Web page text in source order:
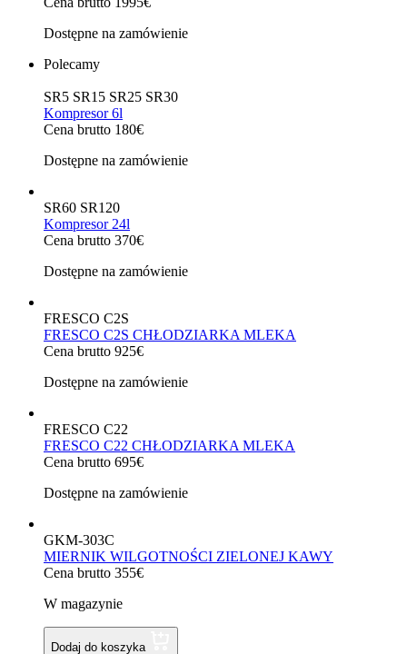
Dostępne na zamówienie
Polecamy
SR5 SR15 SR25 SR30
Kompresor 6l
Cena brutto 180€
Dostępne na zamówienie
SR60 SR120
Kompresor 24l
Cena brutto 370€
Dostępne na zamówienie
FRESCO C2S
FRESCO C2S CHŁODZIARKA MLEKA
Cena brutto 925€
Dostępne na zamówienie
FRESCO C22
FRESCO C22 CHŁODZIARKA MLEKA
Cena brutto 695€
Dostępne na zamówienie
GKM-303C
MIERNIK WILGOTNOŚCI ZIELONEJ KAWY
Cena brutto 355€
W magazynie
Dodaj do koszyka